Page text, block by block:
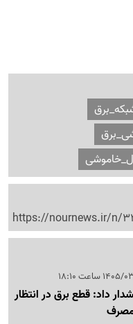
https://nournews.ir/n/
داد: قطع برق در انتظار